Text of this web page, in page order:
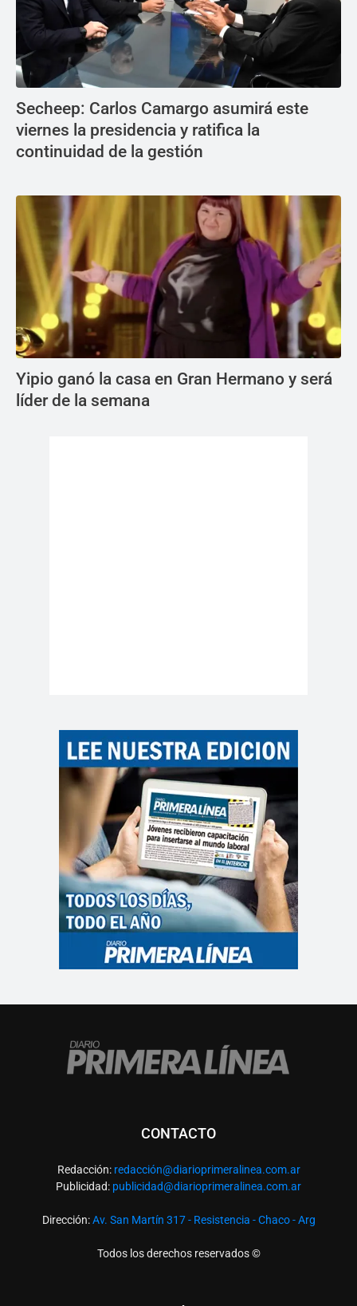
Secheep: Carlos Camargo asumirá este
viernes la presidencia y ratifica la
continuidad de la gestión
Yipio ganó la casa en Gran Hermano y será
líder de la semana
CONTACTO
Redacción: redacción@diarioprimeralinea.com.ar
Publicidad: publicidad@diarioprimeralinea.com.ar
Dirección:Av. San Martín 317 - Resistencia - Chaco - Arg
Todos los derechos reservados ©